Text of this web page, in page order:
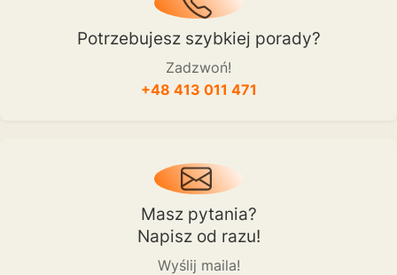
Potrzebujesz szybkiej porady?
Zadzwoń!
+48 413 011 471
Masz pytania?
Napisz od razu!
Wyślij maila!